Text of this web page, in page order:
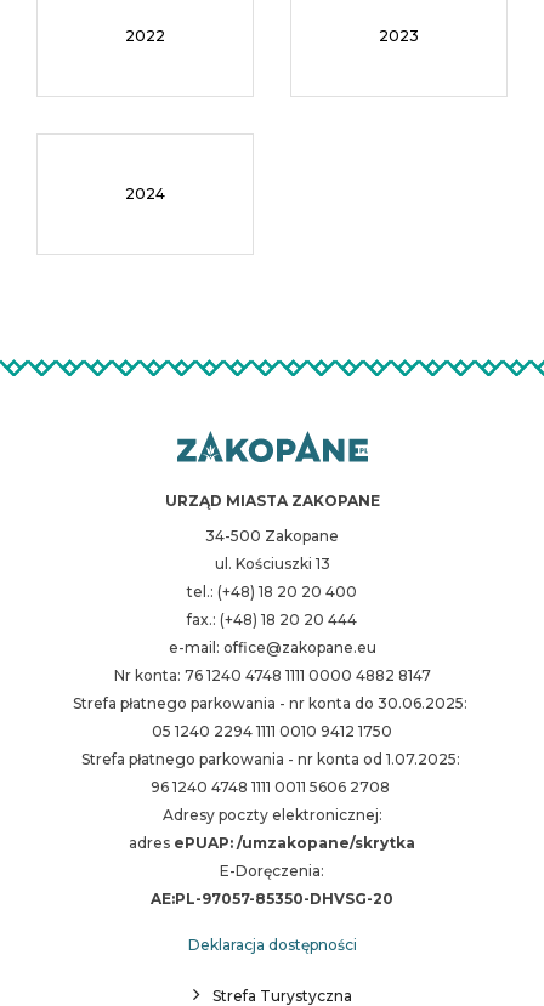
2022 2023
2024
URZĄD MIASTA ZAKOPANE
34-500 Zakopane
ul. Kościuszki 13
tel.: (+48) 18 20 20 400
fax.: (+48) 18 20 20 444
e-mail: office@zakopane.eu
Nr konta: 76 1240 4748 1111 0000 4882 8147
Strefa płatnego parkowania - nr konta do 30.06.2025:
05 1240 2294 1111 0010 9412 1750
Strefa płatnego parkowania - nr konta od 1.07.2025:
96 1240 4748 1111 0011 5606 2708
Adresy poczty elektronicznej:
adres ePUAP: /umzakopane/skrytka
E-Doręczenia:
AE:PL-97057-85350-DHVSG-20
Deklaracja dostępności
Strefa Turystyczna